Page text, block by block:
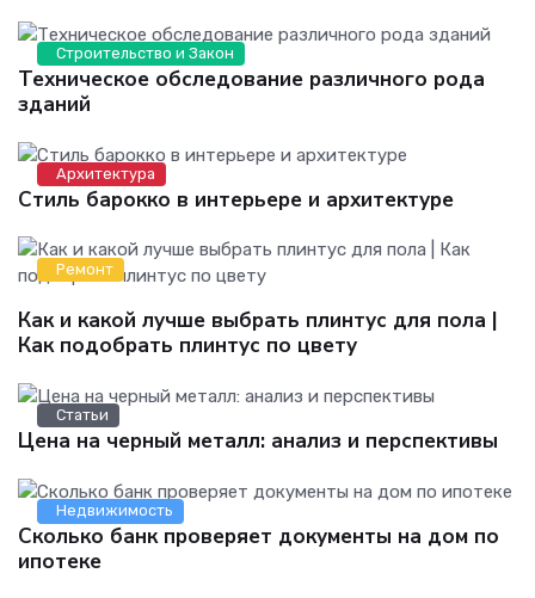
Строительство и Закон
Техническое обследование различного рода
зданий
Архитектура
Стиль барокко в интерьере и архитектуре
Ремонт
Как и какой лучше выбрать плинтус для пола |
Как подобрать плинтус по цвету
Статьи
Цена на черный металл: анализ и перспективы
Недвижимость
Сколько банк проверяет документы на дом по
ипотеке